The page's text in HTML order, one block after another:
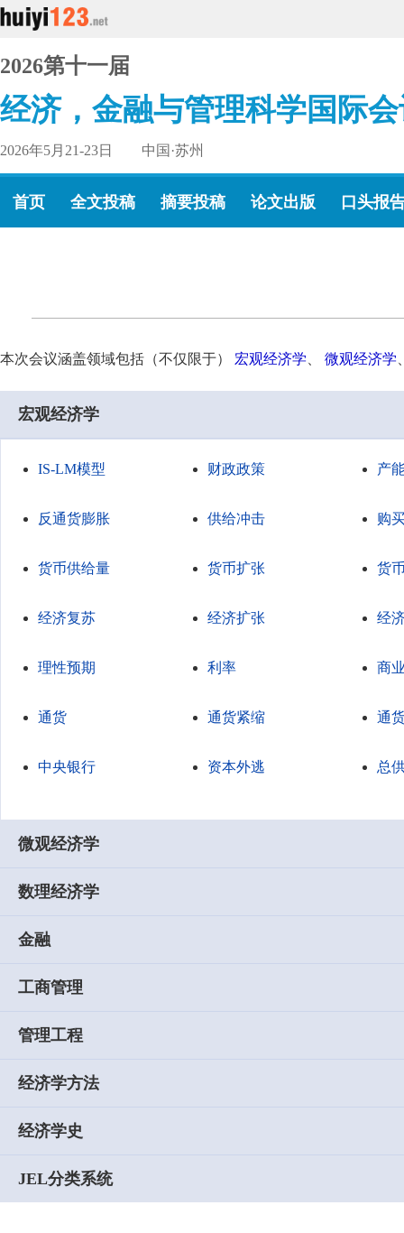
2026第十一届
经济，金融与管理科学国际
2026年5月21-23日 中国·苏州
首页 全文投稿 摘要投稿 论文出版 口头报
本次会议涵盖领域包括（不仅限于） 宏观经济学 微观经济学
宏观经济学
IS-LM模型 财政政策 产
反通货膨胀 供给冲击 购
货币供给量 货币扩张 货
经济复苏 经济扩张 经
理性预期 利率 商
通货 通货紧缩 通
中央银行 资本外逃 总
微观经济学
数理经济学
金融
工商管理
管理工程
经济学方法
经济学史
JEL分类系统